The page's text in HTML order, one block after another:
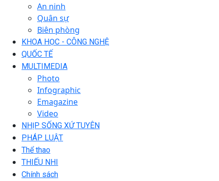
An ninh
Quân sự
Biên phòng
KHOA HỌC - CÔNG NGHỆ
QUỐC TẾ
MULTIMEDIA
Photo
Infographic
Emagazine
Video
NHỊP SỐNG XỨ TUYÊN
PHÁP LUẬT
Thể thao
THIẾU NHI
Chính sách